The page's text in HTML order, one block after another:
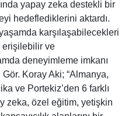
yapay zeka destekli bir
hedeflediklerini aktardı.
karşılaşabilecekleri
erişilebilir ve
deneyimleme imkanı
Koray Aki; “Almanya,
ve Portekiz’den 6 farklı
zeka, özel eğitim, yetişkin